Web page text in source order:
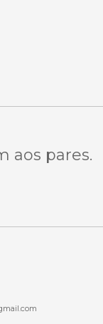
aos pares.